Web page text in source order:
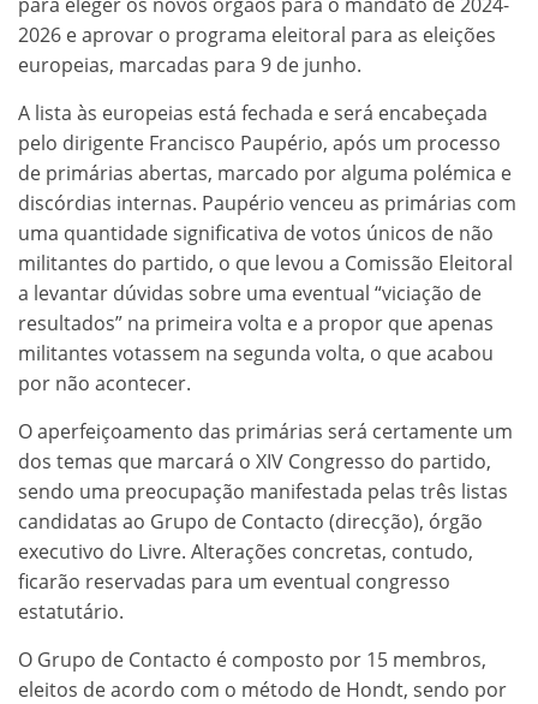
2026 e aprovar o programa eleitoral para as eleições
europeias, marcadas para 9 de junho.
A lista às europeias está fechada e será encabeçada
pelo dirigente Francisco Paupério, após um processo
de primárias abertas, marcado por alguma polémica e
discórdias internas. Paupério venceu as primárias com
uma quantidade significativa de votos únicos de não
militantes do partido, o que levou a Comissão Eleitoral
a levantar dúvidas sobre uma eventual “viciação de
resultados” na primeira volta e a propor que apenas
militantes votassem na segunda volta, o que acabou
por não acontecer.
O aperfeiçoamento das primárias será certamente um
dos temas que marcará o XIV Congresso do partido,
sendo uma preocupação manifestada pelas três listas
candidatas ao Grupo de Contacto (direcção), órgão
executivo do Livre. Alterações concretas, contudo,
ficarão reservadas para um eventual congresso
estatutário.
O Grupo de Contacto é composto por 15 membros,
eleitos de acordo com o método de Hondt, sendo por